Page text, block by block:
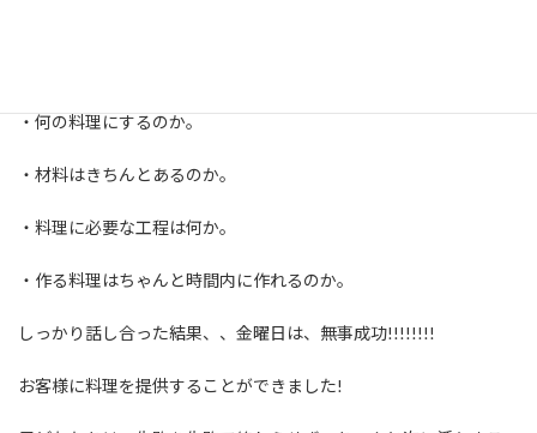
・何の料理にするのか。
・材料はきちんとあるのか。
・料理に必要な工程は何か。
・作る料理はちゃんと時間内に作れるのか。
しっかり話し合った結果、、金曜日は、無事成功!!!!!!!!
お客様に料理を提供することができました!